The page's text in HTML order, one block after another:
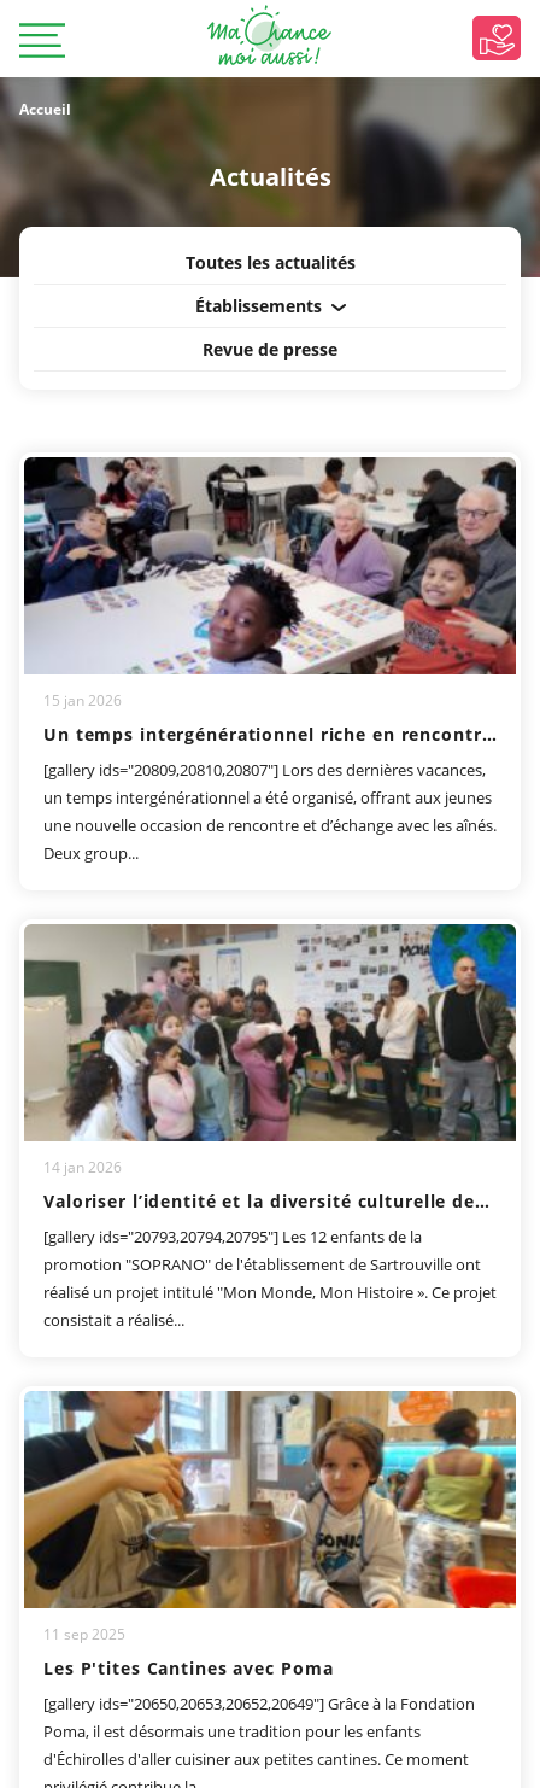
Accueil
Actualités
Toutes les actualités
Établissements
Revue de presse
15 jan 2026
Un temps intergénérationnel riche en rencontres et en partage
[gallery ids="20809,20810,20807"] Lors des dernières vacances,
un temps intergénérationnel a été organisé, offrant aux jeunes
une nouvelle occasion de rencontre et d’échange avec les aînés.
Deux group...
14 jan 2026
Valoriser l’identité et la diversité culturelle des enfants
[gallery ids="20793,20794,20795"] Les 12 enfants de la
promotion "SOPRANO" de l'établissement de Sartrouville ont
réalisé un projet intitulé "Mon Monde, Mon Histoire ». Ce projet
consistait a réalisé...
11 sep 2025
Les P'tites Cantines avec Poma
[gallery ids="20650,20653,20652,20649"] Grâce à la Fondation
Poma, il est désormais une tradition pour les enfants
d'Échirolles d'aller cuisiner aux petites cantines. Ce moment